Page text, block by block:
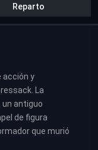
Reparto
acción y
La
un antiguo
de figura
que murió